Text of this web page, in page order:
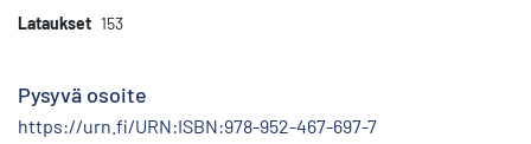
Lataukset 153
Pysyvä osoite
https://urn.fi/URN:ISBN:978-952-467-697-7